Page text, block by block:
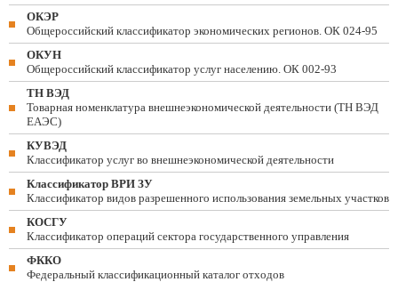
ОКЭР
Общероссийский классификатор экономических регионов. ОК 024-95
ОКУН
Общероссийский классификатор услуг населению. ОК 002-93
ТН ВЭД
Товарная номенклатура внешнеэкономической деятельности (ТН ВЭД
ЕАЭС)
КУВЭД
Классификатор услуг во внешнеэкономической деятельности
Классификатор ВРИ ЗУ
Классификатор видов разрешенного использования земельных участков
КОСГУ
Классификатор операций сектора государственного управления
ФККО
Федеральный классификационный каталог отходов